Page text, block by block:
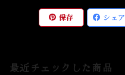
保存 シェア
最近チェックした商品